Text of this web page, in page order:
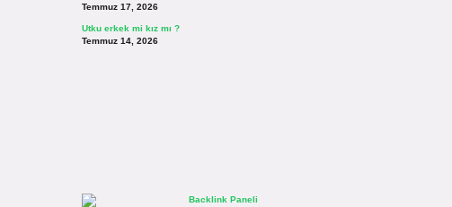
Temmuz 17, 2026
Utku erkek mi kız mı ?
Temmuz 14, 2026